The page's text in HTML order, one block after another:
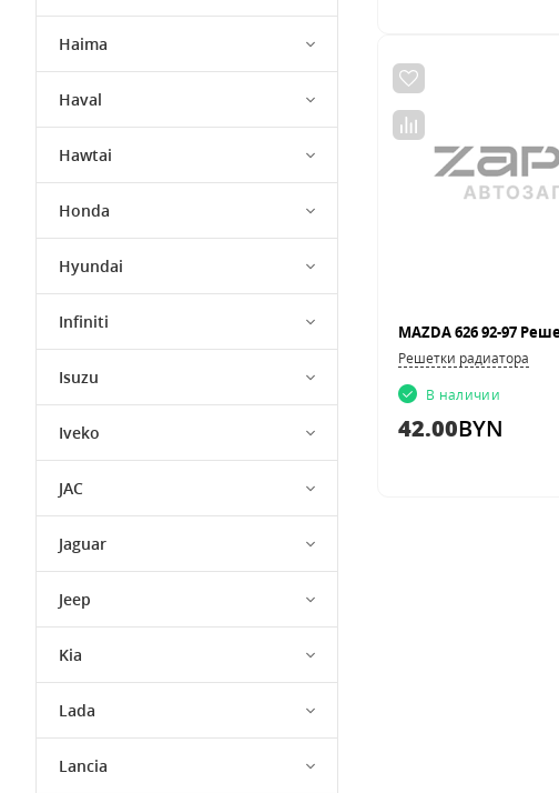
Haima
Haval
Hawtai
Honda
Hyundai
Infiniti
Isuzu
Iveko
JAC
Jaguar
Jeep
Kia
Lada
Lancia
MAZDA 626 92-97
Решетки радиатора
В наличии
42.00BYN